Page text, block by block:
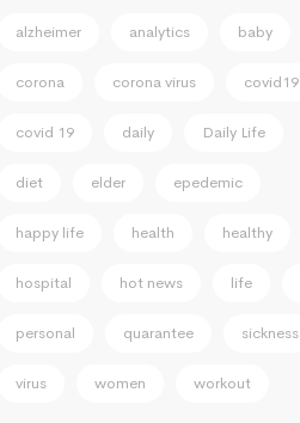
alzheimer analytics baby
corona corona virus covid19
covid 19 daily Daily Life
diet elder epedemic
happy life health healthy
hospital hot news life
personal quarantee sickness
virus women workout